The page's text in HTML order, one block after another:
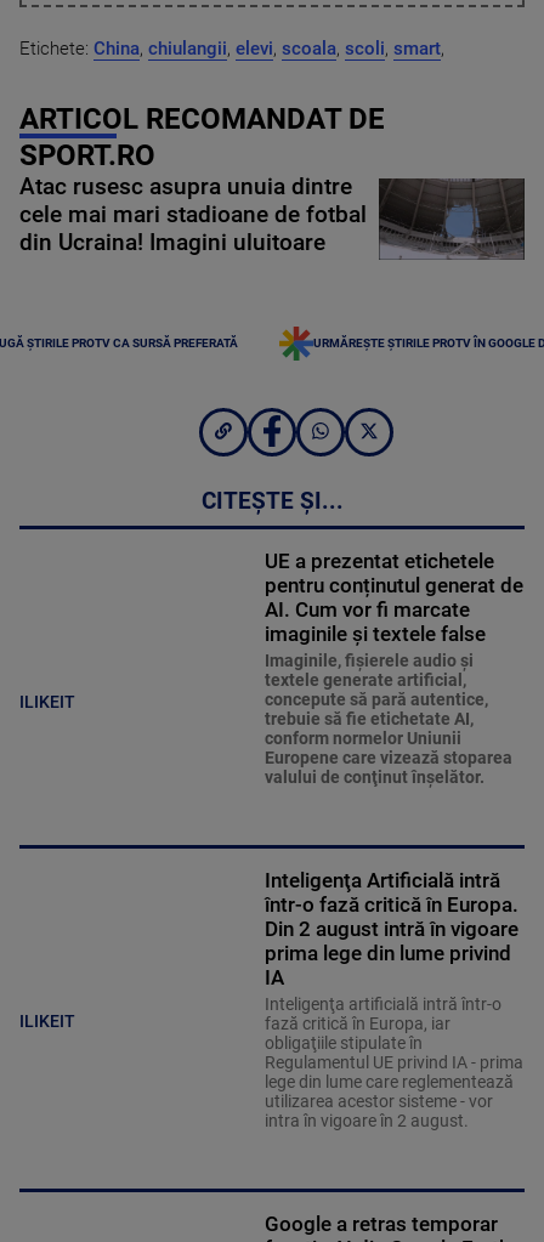
Etichete: China, chiulangii, elevi, scoala, scoli, smart,
ARTICOL RECOMANDAT DE
SPORT.RO
Atac rusesc asupra unuia dintre
cele mai mari stadioane de fotbal
din Ucraina! Imagini uluitoare
ȘTIRILE PROTV CA SURSĂ PREFERATĂ URMĂREȘTE ȘTIRILE PROTV ÎN GOOGLE
CITEȘTE ȘI...
ILIKEIT
UE a prezentat etichetele
pentru conținutul generat de
AI. Cum vor fi marcate
imaginile și textele false
Imaginile, fişierele audio şi
textele generate artificial,
concepute să pară autentice,
trebuie să fie etichetate AI,
conform normelor Uniunii
Europene care vizează stoparea
valului de conţinut înşelător.
ILIKEIT
Inteligenţa Artificială intră
într-o fază critică în Europa.
Din 2 august intră în vigoare
prima lege din lume privind
IA
Inteligenţa artificială intră într-o
fază critică în Europa, iar
obligaţiile stipulate în
Regulamentul UE privind IA - prima
lege din lume care reglementează
utilizarea acestor sisteme - vor
intra în vigoare în 2 august.
Google a retras temporar